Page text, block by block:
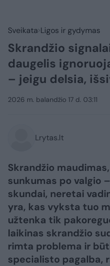
Sveikata Ligos ir gydymas
Skrandžio
daugelis
– jeigu delsia,
2026 m. balandžio 17 d. 03:11
Lrytas.lt
Skrandžio
sunkumas po valgio
skundai, neretai
yra, kas vyksta tuo
užtenka tik
laikinas skrandžio
rimta problema ir
specialisto pagalba,